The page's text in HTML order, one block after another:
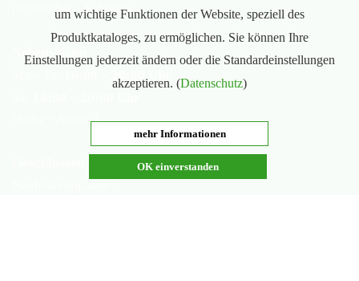
(September – Februar)
Nebensaison
16:00 – 20:00 Uhr
(März – August)
um wichtige Funktionen der Website, speziell des
Produktkataloges, zu ermöglichen. Sie können Ihre
Einstellungen jederzeit ändern oder die Standardeinstellungen
akzeptieren. (Datenschutz)
mehr Informationen
OK einverstanden